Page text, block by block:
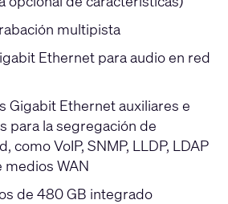
multipista
Ethernet para audio en red
Gigabit Ethernet auxiliares e
para la segregación de
como VoIP, SNMP, LLDP, LDAP
WAN
de 480 GB integrado